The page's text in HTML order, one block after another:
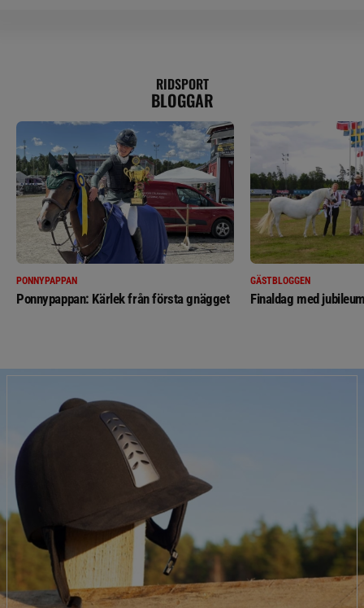
RIDSPORT
BLOGGAR
PONNYPAPPAN
Ponnypappan: Kärlek från första gnägget
GÄSTBLOGGEN
Finaldag med